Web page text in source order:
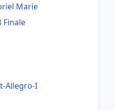
Marie
Finale
Allegro-I